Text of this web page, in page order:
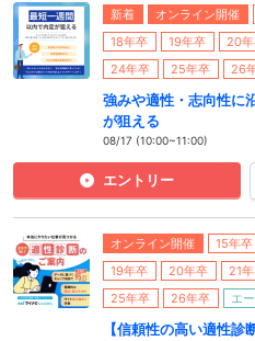
新着 オンライン開催
18年卒
19年卒 20
24年卒
25年卒 26
強みや適性・志向性に
が狙える
08/17 (10:00~11:00)
エントリー
オンライン開催 15年卒
19年卒
20年卒 21
25年卒
26年卒 エ
【信頼性の高い適性診